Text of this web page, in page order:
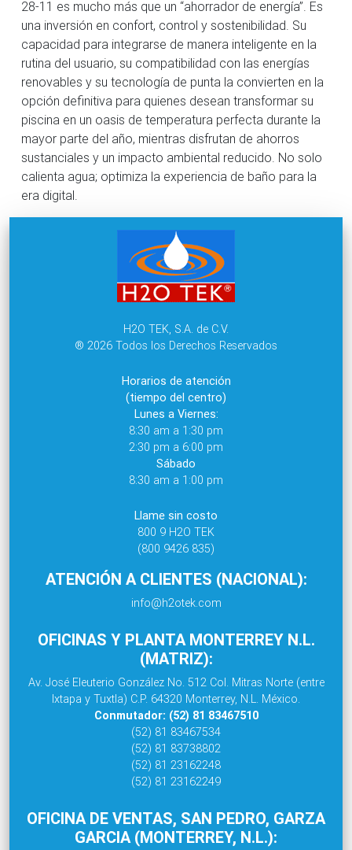
28-11 es mucho más que un “ahorrador de energía”. Es
una inversión en confort, control y sostenibilidad. Su
capacidad para integrarse de manera inteligente en la
rutina del usuario, su compatibilidad con las energías
renovables y su tecnología de punta la convierten en la
opción definitiva para quienes desean transformar su
piscina en un oasis de temperatura perfecta durante la
mayor parte del año, mientras disfrutan de ahorros
sustanciales y un impacto ambiental reducido. No solo
calienta agua; optimiza la experiencia de baño para la
era digital.
H2O TEK, S.A. de C.V.
® 2026 Todos los Derechos Reservados
Horarios de atención
(tiempo del centro)
Lunes a Viernes:
8:30 am a 1:30 pm
2:30 pm a 6:00 pm
Sábado
8:30 am a 1:00 pm
Llame sin costo
800 9 H2O TEK
(800 9426 835)
ATENCIÓN A CLIENTES (NACIONAL):
info@h2otek.com
OFICINAS Y PLANTA MONTERREY N.L.
(MATRIZ):
Av. José Eleuterio González No. 512 Col. Mitras Norte (entre
Ixtapa y Tuxtla) C.P. 64320 Monterrey, N.L. México.
Conmutador: (52) 81 83467510
(52) 81 83467534
(52) 81 83738802
(52) 81 23162248
(52) 81 23162249
OFICINA DE VENTAS, SAN PEDRO, GARZA
GARCIA (MONTERREY, N.L.):